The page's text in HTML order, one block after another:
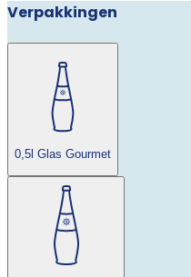
Verpakkingen
0,5l Glas Gourmet